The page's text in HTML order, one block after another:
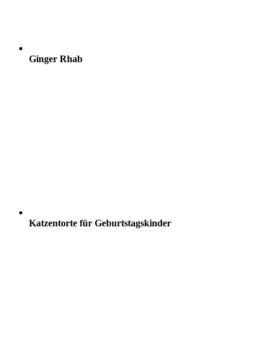
Ginger Rhab
Katzentorte für Geburtstagskinder